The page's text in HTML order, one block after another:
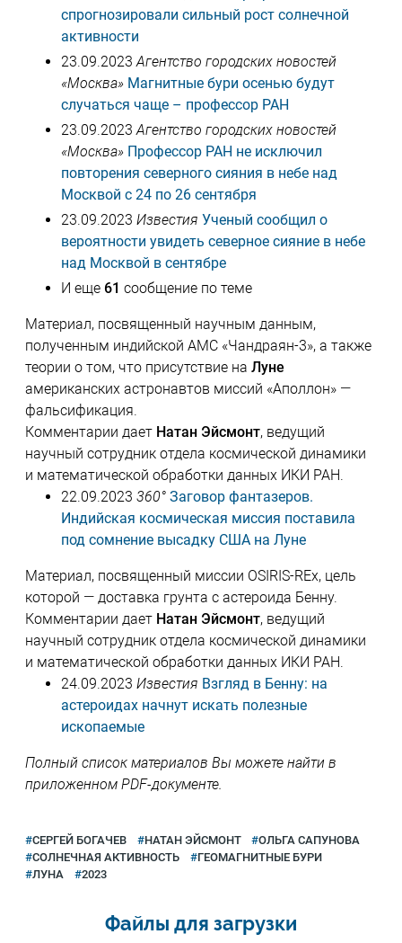
спрогнозировали сильный рост солнечной
активности
23.09.2023Агентство городских новостей
«Москва» Магнитные бури осенью будут
случаться чаще – профессор РАН
23.09.2023Агентство городских новостей
«Москва» Профессор РАН не исключил
повторения северного сияния в небе над
Москвой с 24 по 26 сентября
23.09.2023 Известия Ученый сообщил о
вероятности увидеть северное сияние в небе
над Москвой в сентябре
И еще 61 сообщение по теме
Материал, посвященный научным данным,
полученным индийской АМС «Чандраян-3», а также
теории о том, что присутствие на Луне
американских астронавтов миссий «Аполлон» —
фальсификация.
Комментарии дает Натан Эйсмонт, ведущий
научный сотрудник отдела космической динамики
и математической обработки данных ИКИ РАН.
22.09.2023 360° Заговор фантазеров.
Индийская космическая миссия поставила
под сомнение высадку США на Луне
Материал, посвященный миссии OSIRIS-REx, цель
которой — доставка грунта с астероида Бенну.
Комментарии дает Натан Эйсмонт, ведущий
научный сотрудник отдела космической динамики
и математической обработки данных ИКИ РАН.
24.09.2023 Известия Взгляд в Бенну: на
астероидах начнут искать полезные
ископаемые
Полный список материалов Вы можете найти в
приложенном PDF-документе.
СЕРГЕЙ БОГАЧЕВ НАТАН ЭЙСМОНТ
ОЛЬГА САПУНОВА
СОЛНЕЧНАЯ АКТИВНОСТЬ
ГЕОМАГНИТНЫЕ БУРИ
ЛУНА
2023
Файлы для загрузки